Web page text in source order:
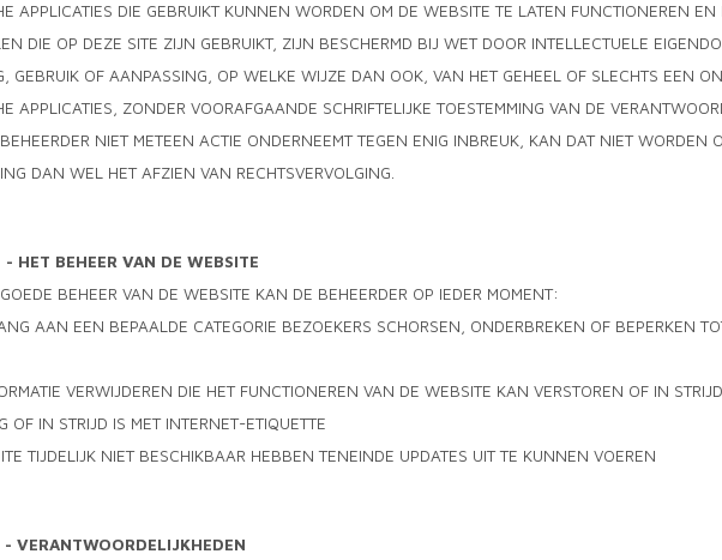
APPLICATIES DIE GEBRUIKT KUNNEN WORDEN OM DE WEBSITE TE LATEN FUNCTIONEREN
DIE OP DEZE SITE ZIJN GEBRUIKT, ZIJN BESCHERMD BIJ WET DOOR INTELLECTUELE
GEBRUIK OF AANPASSING, OP WELKE WIJZE DAN OOK, VAN HET GEHEEL OF SLECHTS EEN
APPLICATIES, ZONDER VOORAFGAANDE SCHRIFTELIJKE TOESTEMMING VAN DE
NIET METEEN ACTIE ONDERNEEMT TEGEN ENIG INBREUK, KAN DAT NIET WORDEN
DAN WEL HET AFZIEN VAN RECHTSVERVOLGING.
HET BEHEER VAN DE WEBSITE
BEHEER VAN DE WEBSITE KAN DE BEHEERDER OP IEDER MOMENT:
AAN EEN BEPAALDE CATEGORIE BEZOEKERS SCHORSEN, ONDERBREKEN OF BEPERKEN
VERWIJDEREN DIE HET FUNCTIONEREN VAN DE WEBSITE KAN VERSTOREN OF IN
OF IN STRIJD IS MET INTERNET-ETIQUETTE
TIJDELIJK NIET BESCHIKBAAR HEBBEN TENEINDE UPDATES UIT TE KUNNEN VOEREN
VERANTWOORDELIJKHEDEN